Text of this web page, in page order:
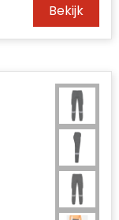
Bekijk